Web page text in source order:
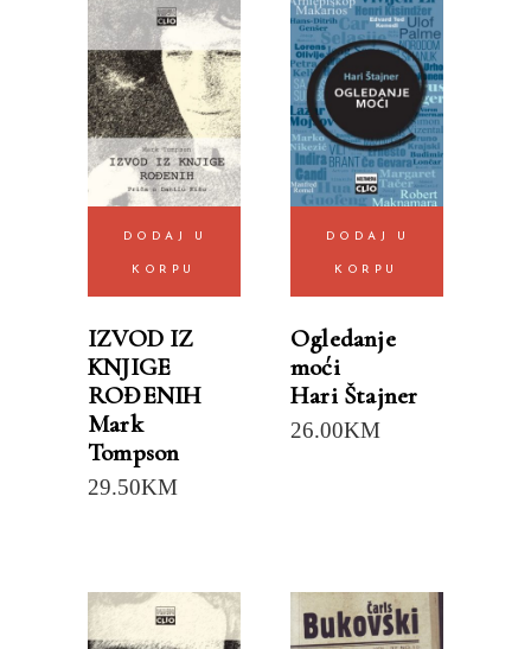
DODAJ U
KORPU
IZVOD IZ
KNJIGE
ROĐENIH
Mark
Tompson
29.50KM
DODAJ U
KORPU
Ogledanje
moći
Hari Štajner
26.00KM